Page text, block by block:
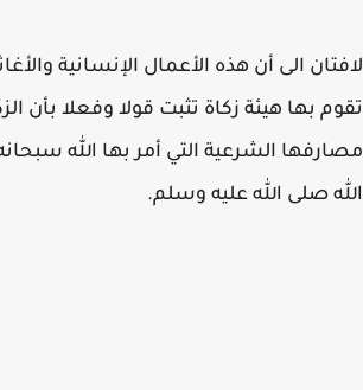
الى أن هذه الأعمال الإنسانية
بها هيئة زكاة تثبت قولا وفعلا بأن
الشرعية التي أمر بها الله
صلى الله عليه وسلم.